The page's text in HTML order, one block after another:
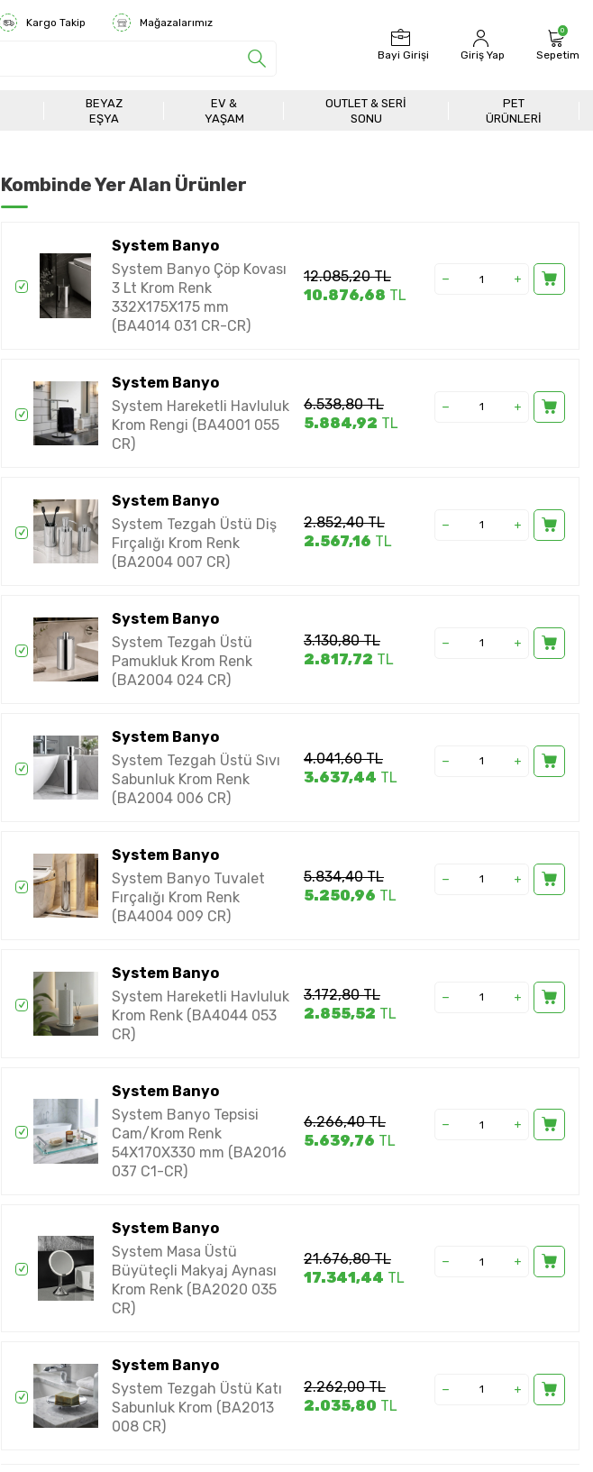
Kargo Takip Mağazalarımız
Bayi Girişi Giriş Yap
0
Sepetim
BEYAZ
EŞYA
EV &
YAŞAM
OUTLET & SERI
SONU
PET
ÜRÜNLERİ
Kombinde Yer Alan Ürünler
System Banyo
System Banyo Çöp Kovası
3 Lt Krom Renk
332X175X175 mm
(BA4014 031 CR-CR)
12.085,20TL
10.876,68 TL
System Banyo
System Hareketli Havluluk
Krom Rengi (BA4001 055
CR)
6.538,80TL
5.884,92 TL
System Banyo
System Tezgah Üstü Diş
Fırçalığı Krom Renk
(BA2004 007 CR)
2.852,40TL
2.567,16 TL
System Banyo
System Tezgah Üstü
Pamukluk Krom Renk
(BA2004 024 CR)
3.130,80TL
2.817,72 TL
System Banyo
System Tezgah Üstü Sıvı
Sabunluk Krom Renk
(BA2004 006 CR)
4.041,60TL
3.637,44 TL
System Banyo
System Banyo Tuvalet
Fırçalığı Krom Renk
(BA4004 009 CR)
5.834,40TL
5.250,96 TL
System Banyo
System Hareketli Havluluk
Krom Renk (BA4044 053
CR)
3.172,80TL
2.855,52 TL
System Banyo
System Banyo Tepsisi
Cam/Krom Renk
54X170X330 mm (BA2016
037 C1-CR)
6.266,40TL
5.639,76 TL
System Banyo
System Masa Üstü
Büyüteçli Makyaj Aynası
Krom Renk (BA2020 035
CR)
21.676,80TL
17.341,44 TL
System Banyo
System Tezgah Üstü Katı
Sabunluk Krom (BA2013
008 CR)
2.262,00TL
2.035,80 TL